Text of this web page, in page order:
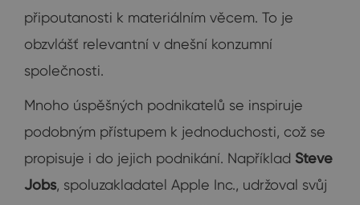
připoutanosti k materiálním věcem. To je
obzvlášť relevantní v dnešní konzumní
společnosti.
Mnoho úspěšných podnikatelů se inspiruje
podobným přístupem k jednoduchosti, což se
propisuje i do jejich podnikání. Například Steve
Jobs, spoluzakladatel Apple Inc., udržoval svůj